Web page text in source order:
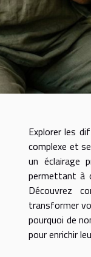
Explorer les
complexe et
un éclairage
permettant à
Découvrez
transformer
pourquoi de
pour enrichir